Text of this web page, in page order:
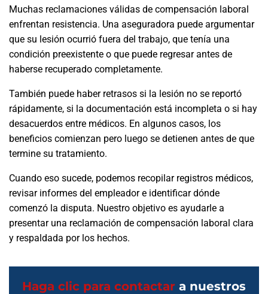
Muchas reclamaciones válidas de compensación laboral
enfrentan resistencia. Una aseguradora puede argumentar
que su lesión ocurrió fuera del trabajo, que tenía una
condición preexistente o que puede regresar antes de
haberse recuperado completamente.
También puede haber retrasos si la lesión no se reportó
rápidamente, si la documentación está incompleta o si hay
desacuerdos entre médicos. En algunos casos, los
beneficios comienzan pero luego se detienen antes de que
termine su tratamiento.
Cuando eso sucede, podemos recopilar registros médicos,
revisar informes del empleador e identificar dónde
comenzó la disputa. Nuestro objetivo es ayudarle a
presentar una reclamación de compensación laboral clara
y respaldada por los hechos.
Haga clic para contactar a nuestros